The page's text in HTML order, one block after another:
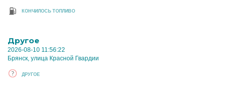
КОНЧИЛОСЬ ТОПЛИВО
Другое
2026-08-10 11:56:22
Брянск, улица Красной Гвардии
ДРУГОЕ